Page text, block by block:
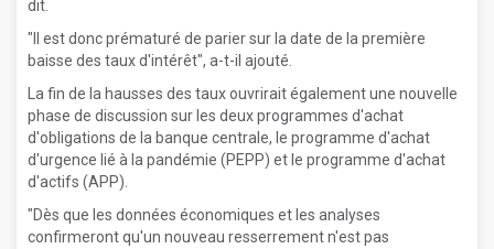
dit.
"Il est donc prématuré de parier sur la date de la première
baisse des taux d'intérêt", a-t-il ajouté.
La fin de la hausses des taux ouvrirait également une nouvelle
phase de discussion sur les deux programmes d'achat
d'obligations de la banque centrale, le programme d'achat
d'urgence lié à la pandémie (PEPP) et le programme d'achat
d'actifs (APP).
"Dès que les données économiques et les analyses
confirmeront qu'un nouveau resserrement n'est pas